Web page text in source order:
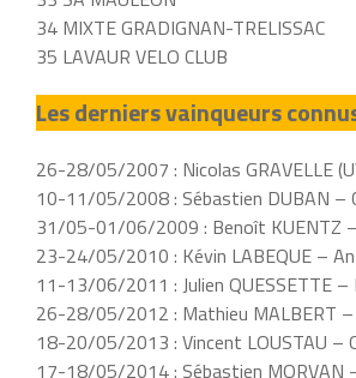
34 MIXTE GRADIGNAN-TRELISSAC
35 LAVAUR VELO CLUB
Les derniers vainqueurs
26-28/05/2007 : Nicolas GRAVELLE
10-11/05/2008 : Sébastien DUBAN –
31/05-01/06/2009 : Benoît KUENTZ –
23-24/05/2010 : Kévin LABEQUE –
11-13/06/2011 : Julien QUESSETTE –
26-28/05/2012 : Mathieu MALBERT –
18-20/05/2013 : Vincent LOUSTAU –
17-18/05/2014 : Sébastien MORVAN